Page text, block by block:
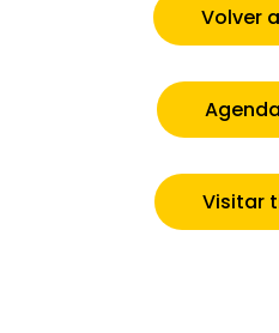
Volver
Visitar